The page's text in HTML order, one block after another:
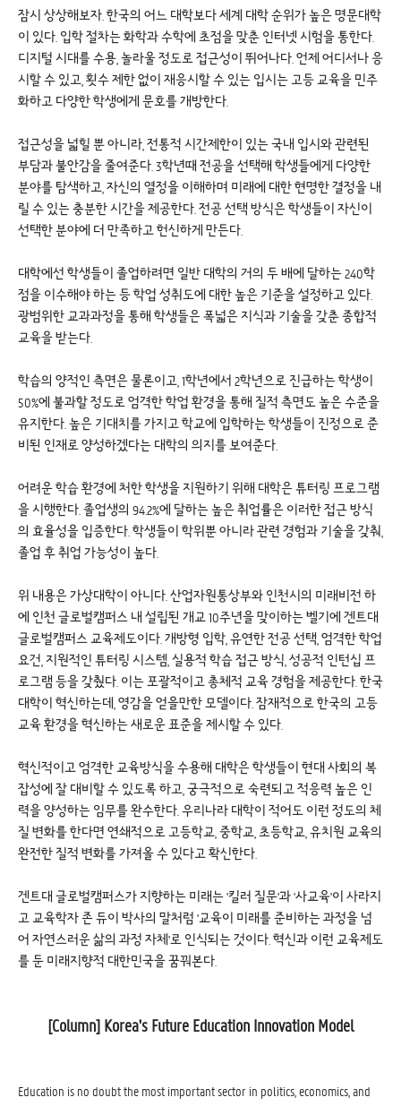
잠시 상상해보자. 한국의 어느 대학보다 세계 대학 순위가 높은 명문대학
이 있다. 입학 절차는 화학과 수학에 초점을 맞춘 인터넷 시험을 통한다.
디지털 시대를 수용, 놀라울 정도로 접근성이 뛰어나다. 언제 어디서나 응
시할 수 있고, 횟수 제한 없이 재응시할 수 있는 입시는 고등 교육을 민주
화하고 다양한 학생에게 문호를 개방한다.
접근성을 넓힐 뿐 아니라, 전통적 시간제한이 있는 국내 입시와 관련된
부담과 불안감을 줄여준다. 3학년때 전공을 선택해 학생들에게 다양한
분야를 탐색하고, 자신의 열정을 이해하며 미래에 대한 현명한 결정을 내
릴 수 있는 충분한 시간을 제공한다. 전공 선택 방식은 학생들이 자신이
선택한 분야에 더 만족하고 헌신하게 만든다.
대학에선 학생들이 졸업하려면 일반 대학의 거의 두 배에 달하는 240학
점을 이수해야 하는 등 학업 성취도에 대한 높은 기준을 설정하고 있다.
광범위한 교과과정을 통해 학생들은 폭넓은 지식과 기술을 갖춘 종합적
교육을 받는다.
학습의 양적인 측면은 물론이고, 1학년에서 2학년으로 진급하는 학생이
50%에 불과할 정도로 엄격한 학업 환경을 통해 질적 측면도 높은 수준을
유지한다. 높은 기대치를 가지고 학교에 입학하는 학생들이 진정으로 준
비된 인재로 양성하겠다는 대학의 의지를 보여준다.
어려운 학습 환경에 처한 학생을 지원하기 위해 대학은 튜터링 프로그램
을 시행한다. 졸업생의 94.2%에 달하는 높은 취업률은 이러한 접근 방식
의 효율성을 입증한다. 학생들이 학위뿐 아니라 관련 경험과 기술을 갖춰,
졸업 후 취업 가능성이 높다.
위 내용은 가상대학이 아니다. 산업자원통상부와 인천시의 미래비전 하
에 인천 글로벌캠퍼스 내 설립된 개교 10주년을 맞이하는 벨기에 겐트대
글로벌캠퍼스 교육제도이다. 개방형 입학, 유연한 전공 선택, 엄격한 학업
요건, 지원적인 튜터링 시스템, 실용적 학습 접근 방식, 성공적 인턴십 프
로그램 등을 갖췄다. 이는 포괄적이고 총체적 교육 경험을 제공한다. 한국
대학이 혁신하는데, 영감을 얻을만한 모델이다. 잠재적으로 한국의 고등
교육 환경을 혁신하는 새로운 표준을 제시할 수 있다.
혁신적이고 엄격한 교육방식을 수용해 대학은 학생들이 현대 사회의 복
잡성에 잘 대비할 수 있도록 하고, 궁극적으로 숙련되고 적응력 높은 인
력을 양성하는 임무를 완수한다. 우리나라 대학이 적어도 이런 정도의 체
질 변화를 한다면 연쇄적으로 고등학교, 중학교, 초등학교, 유치원 교육의
완전한 질적 변화를 가져올 수 있다고 확신한다.
겐트대 글로벌캠퍼스가 지향하는 미래는 '킬러 질문'과 '사교육'이 사라지
고 교육학자 존 듀이 박사의 말처럼 '교육이 미래를 준비하는 과정을 넘
어 자연스러운 삶의 과정 자체'로 인식되는 것이다. 혁신과 이런 교육제도
를 둔 미래지향적 대한민국을 꿈꿔본다.
[Column] Korea's Future Education Innovation Model
Education is no doubt the most important sector in politics, economics, and